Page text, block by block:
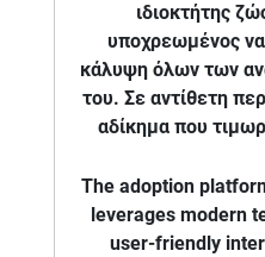
ιδιοκτήτης
υποχρεωμένος
κάλυψη όλων των
του. Σε αντίθετη
αδίκημα που
The adoption
leverages modern
user-friendly